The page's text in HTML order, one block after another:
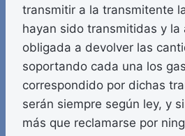
transmitir a la transmitente
hayan sido transmitidas y la
obligada a devolver las
soportando cada una los
correspondido por dichas
serán siempre según ley, y
más que reclamarse por